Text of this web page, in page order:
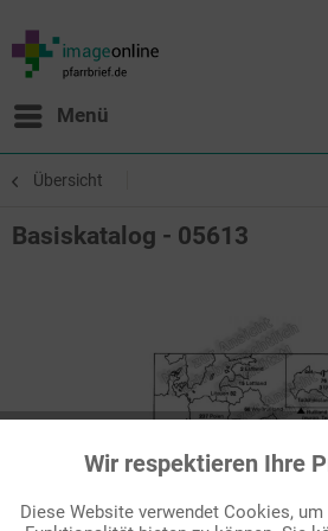
Menü
Übersicht
Basiskatalog - 05613
FunktionaleWir respektieren Ihre
Diese Website verwendet Cookies,